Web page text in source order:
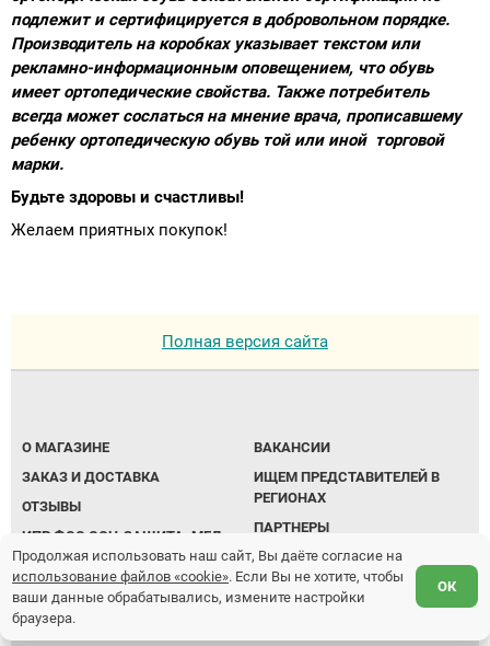
подлежит и сертифицируется в добровольном порядке.
Производитель на коробках указывает текстом или
рекламно-информационным оповещением, что обувь
имеет ортопедические свойства. Также потребитель
всегда может сослаться на мнение врача, прописавшему
ребенку ортопедическую обувь той или иной торговой
марки.
Будьте здоровы и счастливы!
Желаем приятных покупок!
Полная версия сайта
О МАГАЗИНЕ
ЗАКАЗ И ДОСТАВКА
ОТЗЫВЫ
ИПР ФСС СОЦ.ЗАЩИТА. МЕД.
ПОКАЗАНИЯ
БРЕНДЫ
ПОЛЕЗНО ЗНАТЬ
ВАКАНСИИ
ИЩЕМ ПРЕДСТАВИТЕЛЕЙ В
РЕГИОНАХ
ПАРТНЕРЫ
КАРТА САЙТА
COOKIE
Продолжая использовать наш сайт, Вы даёте согласие на
использование файлов «cookie». Если Вы не хотите, чтобы
ваши данные обрабатывались, измените настройки
браузера.
ОК